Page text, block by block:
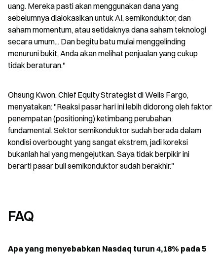
uang. Mereka pasti akan menggunakan dana yang
sebelumnya dialokasikan untuk AI, semikonduktor, dan
saham momentum, atau setidaknya dana saham teknologi
secara umum... Dan begitu batu mulai menggelinding
menuruni bukit, Anda akan melihat penjualan yang cukup
tidak beraturan."
Ohsung Kwon, Chief Equity Strategist di Wells Fargo,
menyatakan: "Reaksi pasar hari ini lebih didorong oleh faktor
penempatan (positioning) ketimbang perubahan
fundamental. Sektor semikonduktor sudah berada dalam
kondisi overbought yang sangat ekstrem, jadi koreksi
bukanlah hal yang mengejutkan. Saya tidak berpikir ini
berarti pasar bull semikonduktor sudah berakhir."
FAQ
Apa yang menyebabkan Nasdaq turun 4,18% pada 5